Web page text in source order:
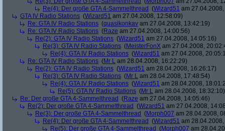
Re(4): Der große GTA 4-Sammelthread (Wizard51 am
GTA IV Radio Stations (Wizard51 am 27.04.2008, 12:58:09)
Re: GTA IV Radio Stations (quasikonkav am 27.04.2008, 13:42:19)
Re: GTA IV Radio Stations (Raze am 27.04.2008, 14:00:56)
Re(2): GTA IV Radio Stations (Wizard51 am 27.04.2008, 14:05:16)
Re(3): GTA IV Radio Stations (MeisterFonX am 27.04.2008,
Re(4): GTA IV Radio Stations (Wizard51 am 27.04.2008,
Re: GTA IV Radio Stations (Mr L am 28.04.2008, 16:22:29)
Re(2): GTA IV Radio Stations (Wizard51 am 28.04.2008, 16:26:17)
Re(3): GTA IV Radio Stations (Mr L am 28.04.2008, 17:48:54)
Re(4): GTA IV Radio Stations (Wizard51 am 28.04.2008,
Re(5): GTA IV Radio Stations (Mr L am 28.04.2008, 18:32:10)
Re: Der große GTA 4-Sammelthread (Raze am 27.04.2008, 14:05:46)
Re(2): Der große GTA 4-Sammelthread (Wizard51 am 27.04.2008,
Re(3): Der große GTA 4-Sammelthread (Morph007 am 28.04.2008,
Re(4): Der große GTA 4-Sammelthread (Wizard51 am
Re(5): Der große GTA 4-Sammelthread (Morph007 am